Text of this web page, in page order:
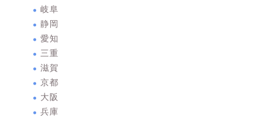
岐阜
静岡
愛知
三重
滋賀
京都
大阪
兵庫